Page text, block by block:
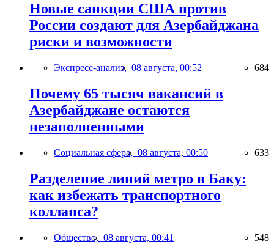
Новые санкции США против
России создают для Азербайджана
риски и возможности
Экспресс-анализ, 08 августа, 00:52 684
Почему 65 тысяч вакансий в
Азербайджане остаются
незаполненными
Социальная сфера, 08 августа, 00:50 633
Разделение линий метро в Баку:
как избежать транспортного
коллапса?
Общество, 08 августа, 00:41 548